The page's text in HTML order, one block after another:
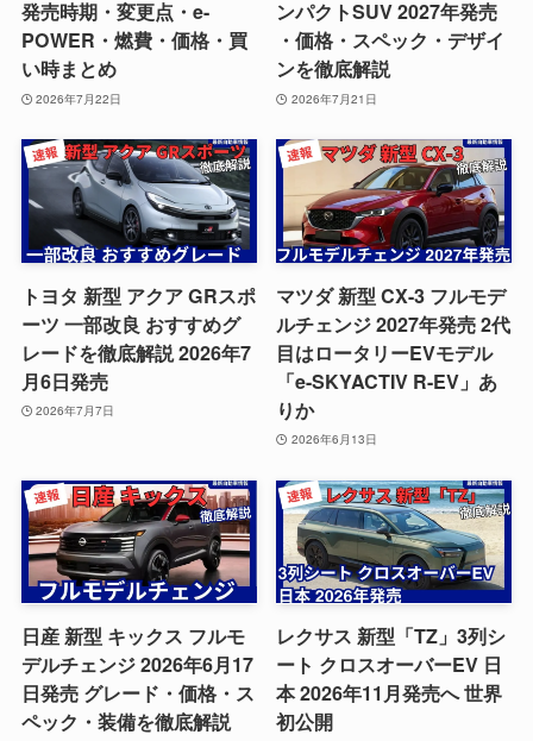
発売時期・変更点・e-
POWER・燃費・価格・買
い時まとめ
2026年7月22日
ンパクトSUV 2027年発売
・価格・スペック・デザイ
ンを徹底解説
2026年7月21日
トヨタ 新型 アクア GRスポ
ーツ 一部改良 おすすめグ
レードを徹底解説 2026年7
月6日発売
2026年7月7日
マツダ 新型 CX-3 フルモデ
ルチェンジ 2027年発売 2代
目はロータリーEVモデル
「e-SKYACTIV R-EV」あ
りか
2026年6月13日
日産 新型 キックス フルモ
デルチェンジ 2026年6月17
日発売 グレード・価格・ス
ペック・装備を徹底解説
レクサス 新型「TZ」3列シ
ート クロスオーバーEV 日
本 2026年11月発売へ 世界
初公開